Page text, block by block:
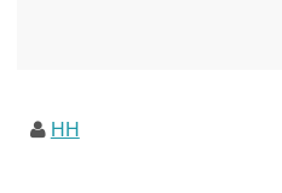
HH